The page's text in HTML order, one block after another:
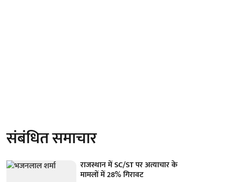
संबंधित समाचार
राजस्थान में SC/ST पर अत्याचार के
मामलों में 28% गिरावट